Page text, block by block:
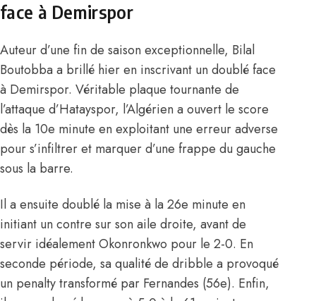
face à Demirspor
Auteur d’une fin de saison exceptionnelle, Bilal
Boutobba a brillé hier en inscrivant un doublé face
à Demirspor. Véritable plaque tournante de
l’attaque d’Hatayspor, l’Algérien a ouvert le score
dès la 10e minute en exploitant une erreur adverse
pour s’infiltrer et marquer d’une frappe du gauche
sous la barre.
Il a ensuite doublé la mise à la 26e minute en
initiant un contre sur son aile droite, avant de
servir idéalement Okonronkwo pour le 2-0. En
seconde période, sa qualité de dribble a provoqué
un penalty transformé par Fernandes (56e). Enfin,